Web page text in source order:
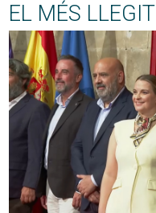
EL MÉS LLEGIT